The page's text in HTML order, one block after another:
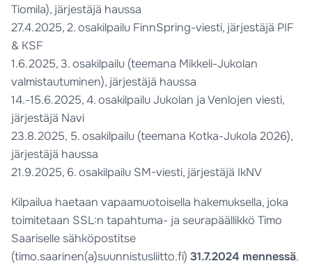
Tiomila), järjestäjä haussa
27.4.2025, 2. osakilpailu FinnSpring-viesti, järjestäjä PIF
& KSF
1.6.2025, 3. osakilpailu (teemana Mikkeli-Jukolan
valmistautuminen), järjestäjä haussa
14.-15.6.2025, 4. osakilpailu Jukolan ja Venlojen viesti,
järjestäjä Navi
23.8.2025, 5. osakilpailu (teemana Kotka-Jukola 2026),
järjestäjä haussa
21.9.2025, 6. osakilpailu SM-viesti, järjestäjä IkNV
Kilpailua haetaan vapaamuotoisella hakemuksella, joka
toimitetaan SSL:n tapahtuma- ja seurapäällikkö Timo
Saariselle sähköpostitse
(timo.saarinen(a)suunnistusliitto.fi)31.7.2024 mennessä.